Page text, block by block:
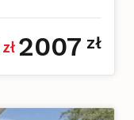
zł 2007 zł